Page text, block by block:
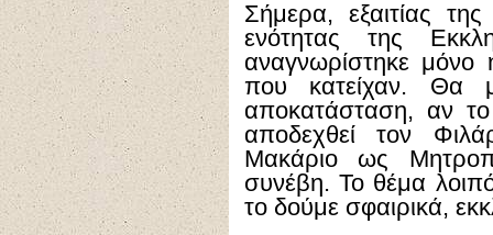
Σήμερα, εξαιτίας
ενότητας της
αναγνωρίστηκε μόνο
που κατείχαν. Θα
αποκατάσταση, αν το
αποδεχθεί τον
Μακάριο ως
συνέβη. Το θέμα
το δούμε σφαιρικά,